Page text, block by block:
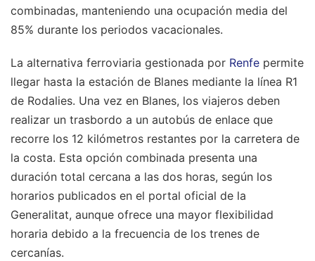
combinadas, manteniendo una ocupación media del
85% durante los periodos vacacionales.
La alternativa ferroviaria gestionada por Renfe permite
llegar hasta la estación de Blanes mediante la línea R1
de Rodalies. Una vez en Blanes, los viajeros deben
realizar un trasbordo a un autobús de enlace que
recorre los 12 kilómetros restantes por la carretera de
la costa. Esta opción combinada presenta una
duración total cercana a las dos horas, según los
horarios publicados en el portal oficial de la
Generalitat, aunque ofrece una mayor flexibilidad
horaria debido a la frecuencia de los trenes de
cercanías.